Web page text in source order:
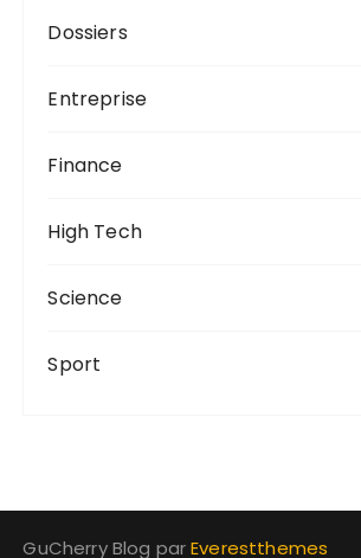
Dossiers
Entreprise
Finance
High Tech
Science
Sport
GuCherry Blog parEverestthemes